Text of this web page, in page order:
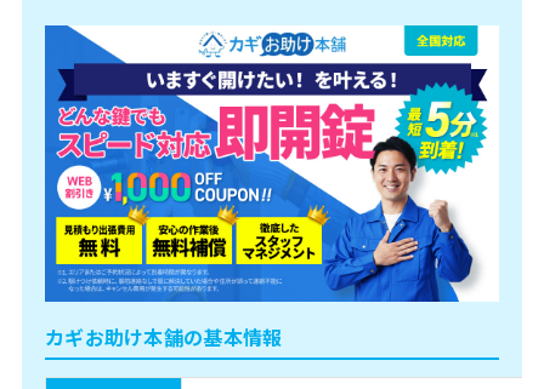
カギお助け本舗の基本情報